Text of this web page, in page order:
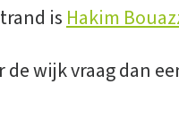
is Hakim
wijk vraag dan